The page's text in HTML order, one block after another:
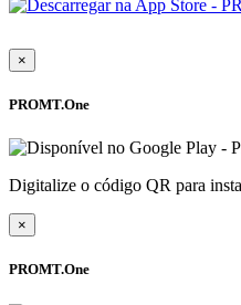
×
PROMT.One
Digitalize o código QR para
×
PROMT.One